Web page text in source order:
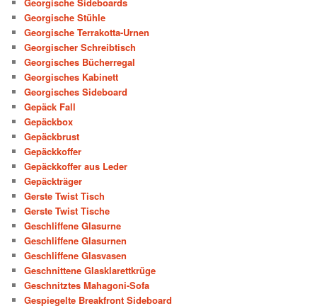
Georgische Stühle
Georgische Terrakotta-Urnen
Georgischer Schreibtisch
Georgisches Bücherregal
Georgisches Kabinett
Georgisches Sideboard
Gepäck Fall
Gepäckbox
Gepäckbrust
Gepäckkoffer
Gepäckkoffer aus Leder
Gepäckträger
Gerste Twist Tisch
Gerste Twist Tische
Geschliffene Glasurne
Geschliffene Glasurnen
Geschliffene Glasvasen
Geschnittene Glasklarettkrüge
Geschnitztes Mahagoni-Sofa
Gespiegelte Breakfront Sideboard